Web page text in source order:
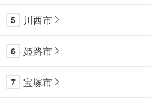
5 川西市
6 姫路市
7 宝塚市